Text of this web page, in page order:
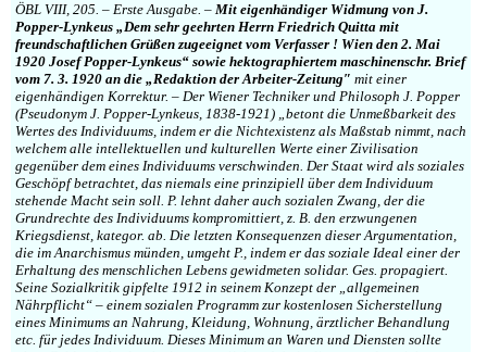
ÖBL VIII, 205. – Erste Ausgabe. – Mit eigenhändiger Widmung von J.
Popper-Lynkeus „Dem sehr geehrten Herrn Friedrich Quitta mit
freundschaftlichen Grüßen zugeeignet vom Verfasser ! Wien den 2. Mai
1920 Josef Popper-Lynkeus“ sowie hektographiertem maschinenschr. Brief
vom 7. 3. 1920 an die „Redaktion der Arbeiter-Zeitung″ mit einer
eigenhändigen Korrektur. – Der Wiener Techniker und Philosoph J. Popper
(Pseudonym J. Popper-Lynkeus, 1838-1921) „betont die Unmeßbarkeit des
Wertes des Individuums, indem er die Nichtexistenz als Maßstab nimmt, nach
welchem alle intellektuellen und kulturellen Werte einer Zivilisation
gegenüber dem eines Individuums verschwinden. Der Staat wird als soziales
Geschöpf betrachtet, das niemals eine prinzipiell über dem Individuum
stehende Macht sein soll. P. lehnt daher auch sozialen Zwang, der die
Grundrechte des Individuums kompromittiert, z. B. den erzwungenen
Kriegsdienst, kategor. ab. Die letzten Konsequenzen dieser Argumentation,
die im Anarchismus münden, umgeht P., indem er das soziale Ideal einer der
Erhaltung des menschlichen Lebens gewidmeten solidar. Ges. propagiert.
Seine Sozialkritik gipfelte 1912 in seinem Konzept der „allgemeinen
Nährpflicht“ – einem sozialen Programm zur kostenlosen Sicherstellung
eines Minimums an Nahrung, Kleidung, Wohnung, ärztlicher Behandlung
etc. für jedes Individuum. Dieses Minimum an Waren und Diensten sollte